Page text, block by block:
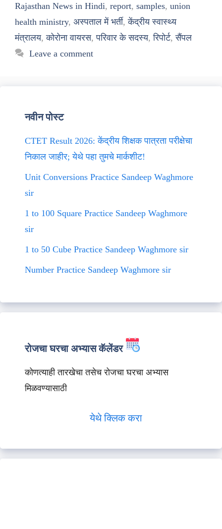
Rajasthan News in Hindi, report, samples, union
health ministry, अस्पताल में भर्ती,केंद्रीय स्वास्थ्य
मंत्रालय,कोरोना वायरस,परिवार के सदस्य,रिपोर्ट,सैंपल
Leave a comment
नवीन पोस्ट
CTET Result 2026: केंद्रीय शिक्षक पात्रता परीक्षेचा
निकाल जाहीर; येथे पहा तुमचे मार्कशीट!
Unit Conversions Practice Sandeep Waghmore
sir
1 to 100 Square Practice Sandeep Waghmore
sir
1 to 50 Cube Practice Sandeep Waghmore sir
Number Practice Sandeep Waghmore sir
रोजचा घरचा अभ्यास कॅलेंडर
कोणत्याही तारखेचा तसेच रोजचा घरचा अभ्यास
मिळवण्यासाठी
येथे क्लिक करा